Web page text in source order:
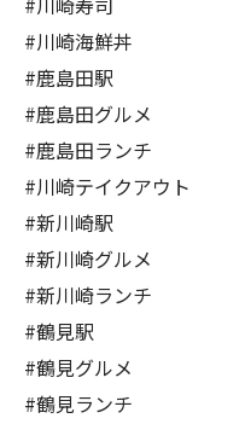
#川崎海鮮丼
#鹿島田駅
#鹿島田グルメ
#鹿島田ランチ
#川崎テイクアウト
#新川崎駅
#新川崎グルメ
#新川崎ランチ
#鶴見駅
#鶴見グルメ
#鶴見ランチ